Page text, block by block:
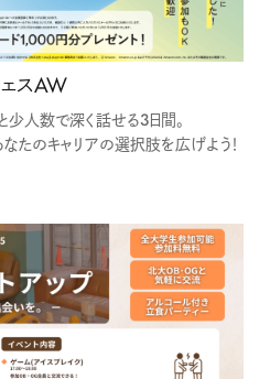
スAW
人数で深く話せる3日間。
たのキャリアの選択肢を広げよう！